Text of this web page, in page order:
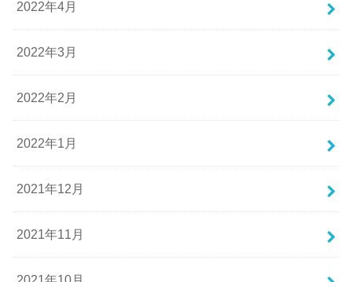
2022年4月
2022年3月
2022年2月
2022年1月
2021年12月
2021年11月